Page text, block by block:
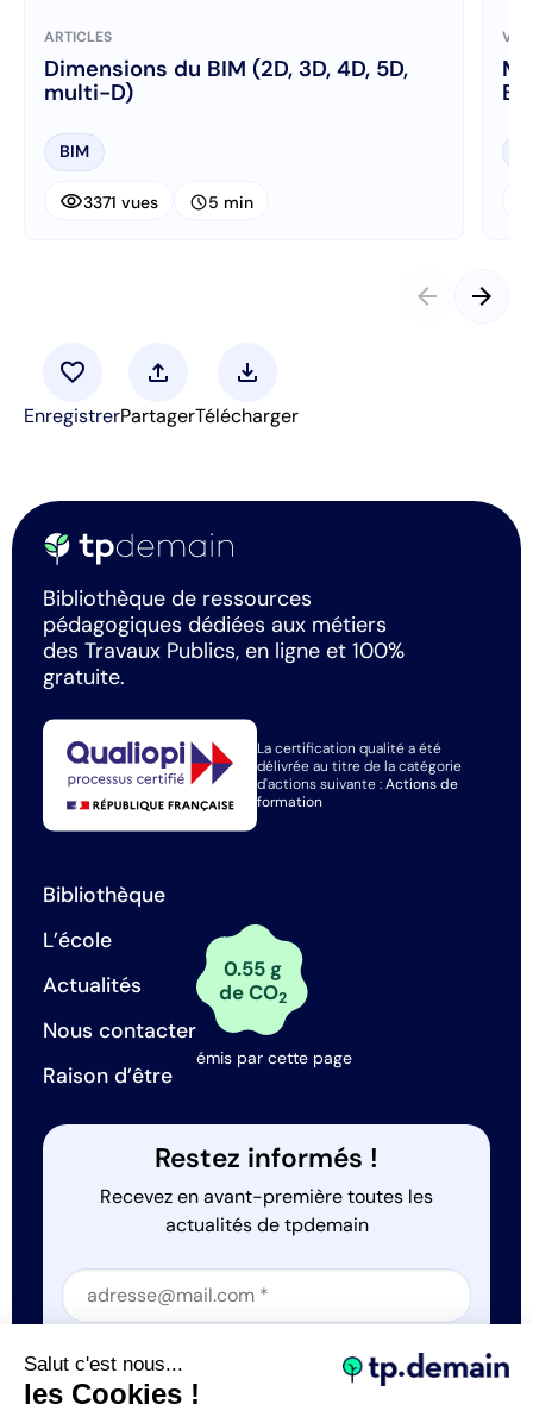
ARTICLES
Dimensions du BIM (2D, 3D, 4D, 5D,
multi-D)
BIM
visibility3371 vues schedule5 min
arrow_back arrow_forward
favorite
Enregistrer
upload
Partager
download
Télécharger
Bibliothèque de ressources
pédagogiques dédiées aux métiers
des Travaux Publics, en ligne et 100%
gratuite.
La certification qualité a été
délivrée au titre de la catégorie
d'actions suivante :Actions de
formation
Bibliothèque
L’école
Actualités
Nous contacter
Raison d’être
0.55 g
de CO2
émis par cette page
Restez informés !
Recevez en avant-première toutes les
actualités de tpdemain
Section
Section
J'accepte que tp.demain utilise mes informations
Salut c'est nous...
les Cookies !